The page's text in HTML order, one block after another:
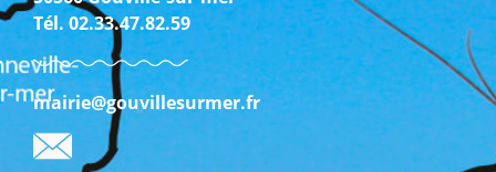
Tél. 02.33.47.82.59
mairie@gouvillesurmer.fr